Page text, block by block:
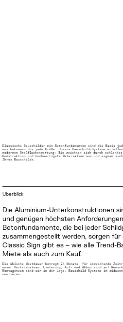
Klassische Bauschilder mit Betonfundamenten sind die Basis
uns bekommen Sie jede Größe. Unsere Bauschild-Systeme
modernen Großflächenwerbung: Sie zeichnen sich durch
Konstruktion und hochwertigste Materialien aus und eignen
Ihres Bauschilds.
Die übliche Mietdauer beträgt 24 Monate, für abweichende
unser Vertriebsteam. Lieferung, Auf- und Abbau sind auf
Montageteam sind wir in der Lage, Bauschild-Systeme im
montieren.
Überblick
Die Aluminium-Unterkonstruktionen
und genügen höchsten
Betonfundamente, die bei jeder
zusammengestellt werden, sorgen für
Classic Sign gibt es – wie alle Trend-
Miete als auch zum Kauf.